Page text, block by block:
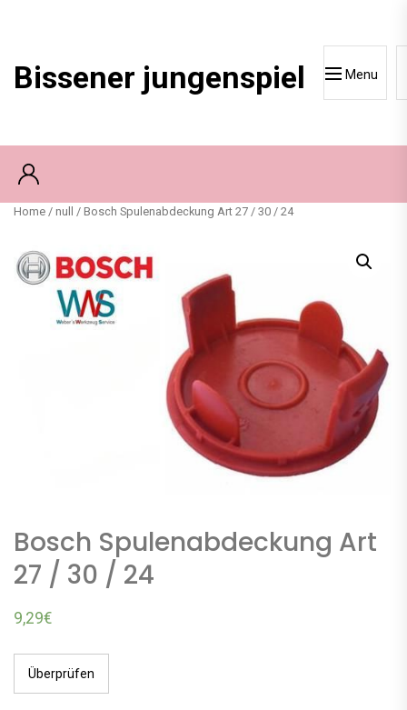
Bissener jungenspiel Menu
Home / null / Bosch Spulenabdeckung Art 27 / 30 / 24
Bosch Spulenabdeckung Art
27 / 30 / 24
9,29€
Überprüfen